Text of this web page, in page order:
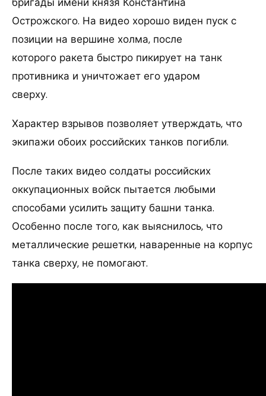
Острожского. На видео хорошо виден пуск с
позиции на вершине холма, после
которого ракета быстро пикирует на танк
противника и уничтожает его ударом
сверху.
Характер взрывов позволяет утверждать, что
экипажи обоих российских танков погибли.
После таких видео солдаты российских
оккупационных войск пытается любыми
способами усилить защиту башни танка.
Особенно после того, как выяснилось, что
металлические решетки, наваренные на корпус
танка сверху, не помогают.